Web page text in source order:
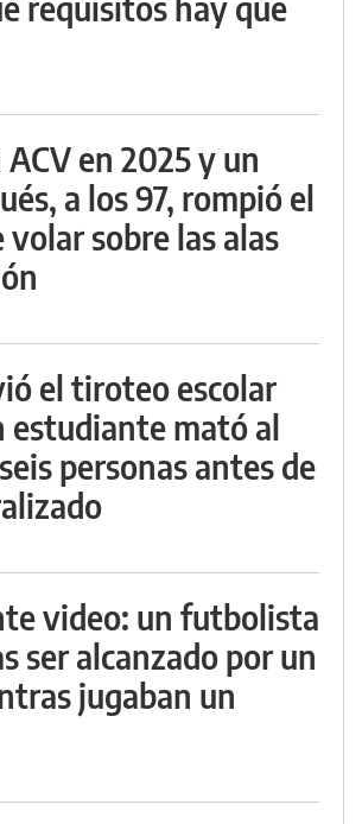
en 2025 y un
a los 97, rompió el
volar sobre las alas
el tiroteo escolar
estudiante mató al
personas antes de
video: un futbolista
ser alcanzado por un
jugaban un